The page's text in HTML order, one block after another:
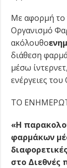
Με αφορμή το
Οργανισμό
ακόλουθο
διάθεση
μέσω
ενέργειες
ΤΟ
«Η
φαρμάκων
στο Διεθνές